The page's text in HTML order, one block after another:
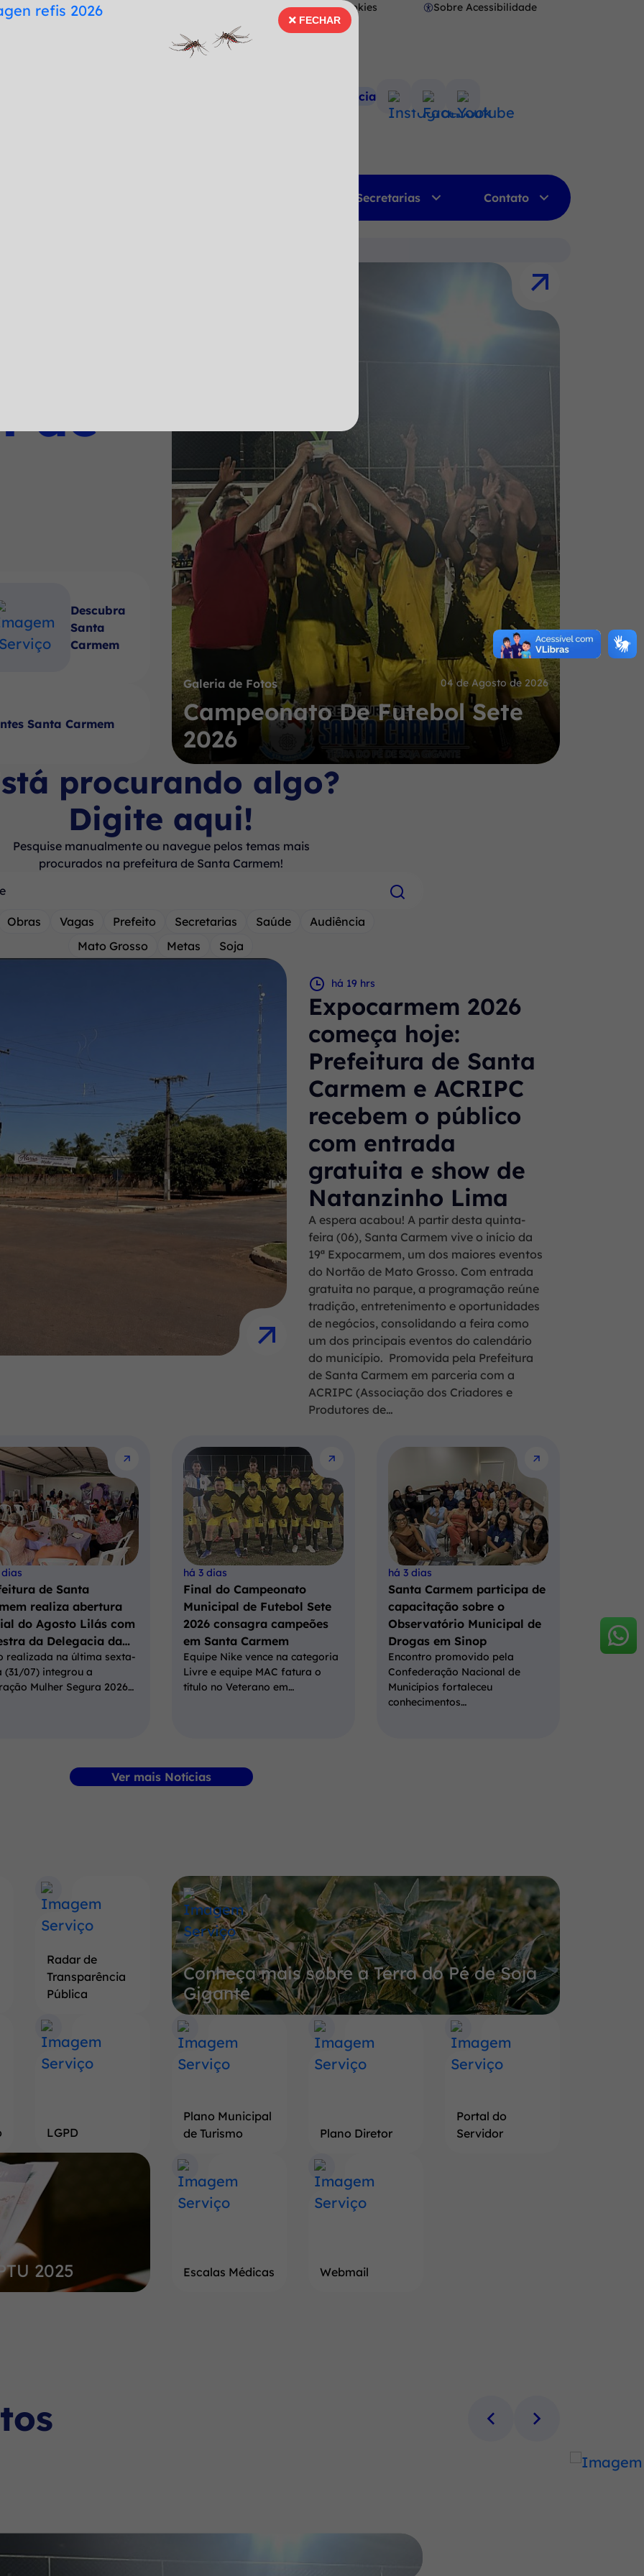
Mapa do Site Cookies
Abrir
Sobre Acessibilidade
Portal Transparência
Acessar
Social
Instagram
Acessar
a
Social
Facebook
Acessar
Social
Youtube
Secretarias Contato
FECHAR
a
de
Descubra
Santa
Carmem
Santa Carmem
Galeria de Fotos 04 de Agosto de 2026
Campeonato De Futebol Sete
2026
procurando algo?
Digite aqui!
Pesquise manualmente ou navegue pelos temas mais
procurados na prefeitura de Santa Carmem!
Obras Vagas Prefeito Secretarias Saúde
Audiência
Mato Grosso
Metas Soja
há 19 hrs
Expocarmem 2026
começa hoje:
Prefeitura de Santa
Carmem e ACRIPC
recebem o público
com entrada
gratuita e show de
Natanzinho Lima
A espera acabou! A partir desta quinta-
feira (06), Santa Carmem vive o início da
19ª Expocarmem, um dos maiores eventos
do Nortão de Mato Grosso. Com entrada
gratuita no parque, a programação reúne
tradição, entretenimento e oportunidades
de negócios, consolidando a feira como
um dos principais eventos do calendário
do município. Promovida pela Prefeitura
de Santa Carmem em parceria com a
ACRIPC (Associação dos Criadores e
Produtores de…
dias
de Santa
realiza abertura
do Agosto Lilás com
da Delegacia da…
realizada na última sexta-
(31/07) integrou a
Mulher Segura 2026…
há 3 dias
Final do Campeonato
Municipal de Futebol Sete
2026 consagra campeões
em Santa Carmem
Equipe Nike vence na categoria
Livre e equipe MAC fatura o
título no Veterano em…
há 3 dias
Santa Carmem participa de
capacitação sobre o
Observatório Municipal de
Drogas em Sinop
Encontro promovido pela
Confederação Nacional de
Municípios fortaleceu
conhecimentos…
Ver mais Notícias
Radar de
Transparência
Pública
LGPD
2025
Banner
Conheça
mais
sobre
a
Terra
do
Pé
de
Conheça mais sobre a Terra do Pé de Soja
Gigante
Plano Municipal
de Turismo
Plano Diretor
Portal do
Servidor
Escalas Médicas Webmail